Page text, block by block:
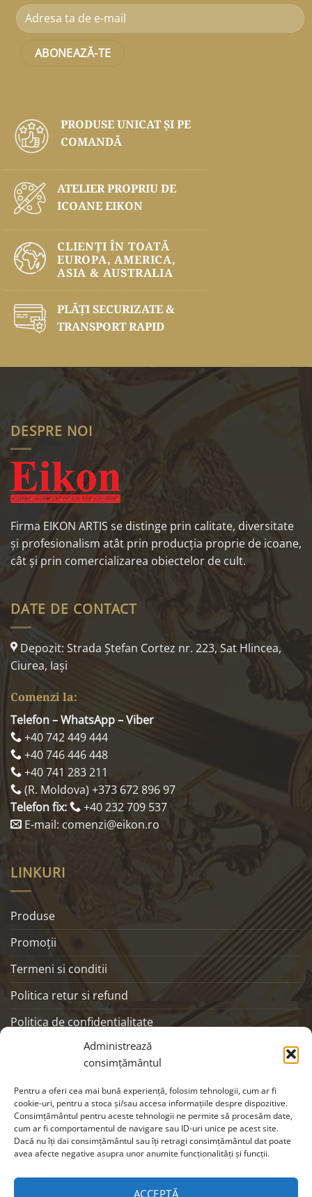
Administrează
consimțământul
Pentru a oferi cea mai bună experiență, folosim tehnologii, cum ar fi
cookie-uri, pentru a stoca și/sau accesa informațiile despre dispozitive.
Consimțământul pentru aceste tehnologii ne permite să procesăm date,
cum ar fi comportamentul de navigare sau ID-uri unice pe acest site.
Dacă nu îți dai consimțământul sau îți retragi consimțământul dat poate
avea afecte negative asupra unor anumite funcționalități și funcții.
ACCEPTĂ
PRODUSE UNICAT ŞI PE
COMANDĂ
ATELIER PROPRIU DE
ICOANE EIKON
CLIENȚI ÎN TOATĂ
EUROPA, AMERICA,
ASIA & AUSTRALIA
PLĂŢI SECURIZATE &
TRANSPORT RAPID
DESPRE NOI
Firma EIKON ARTIS se distinge prin calitate, diversitate
și profesionalism atât prin producția proprie de icoane,
cât și prin comercializarea obiectelor de cult.
DATE DE CONTACT
Depozit: Strada Ştefan Cortez nr. 223, Sat Hlincea,
Ciurea, Iaşi
Comenzi la:
Telefon – WhatsApp – Viber
+40 742 449 444
+40 746 446 448
+40 741 283 211
(R. Moldova) +373 672 896 97
Telefon fix:
+40 232 709 537
E-mail: comenzi@eikon.ro
LINKURI
Produse
Promoţii
Termeni si conditii
Politica retur si refund
Politica de confidentialitate
SOCIALS